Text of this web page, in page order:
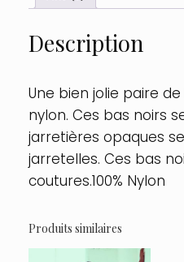
:
Couleur
:Description
Une bien jolie paire
nylon. Ces bas noirs
jarretières opaques
jarretelles. Ces bas
coutures.100% Nylon
Produits similaires